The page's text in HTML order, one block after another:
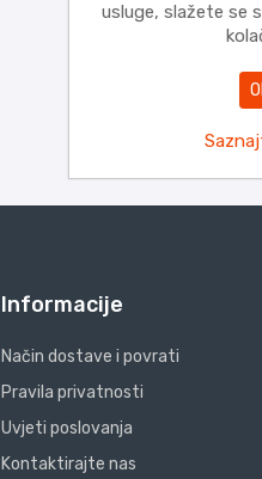
Informacije
Način dostave i povrati
Pravila privatnosti
Uvjeti poslovanja
Kontaktirajte nas
usluge, slažete se